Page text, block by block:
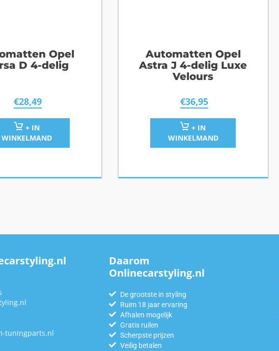
Opel
D 4-delig
€28,49
+ IN
WINKELMAND
Automatten Opel
Astra J 4-delig Luxe
Velours
€36,95
+ IN
WINKELMAND
tuningparts.nl
Daarom
Onlinecarstyling.nl
De grootste in styling
Ruim 18 jaar ervaring
Afhalen mogelijk
Gratis ruilen
Scherpste prijzen
Veilig betalen